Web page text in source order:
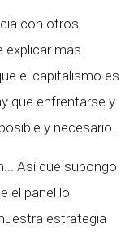
con otros
explicar más
el capitalismo es
que enfrentarse y
y necesario.
Así que supongo
el panel lo
estrategia